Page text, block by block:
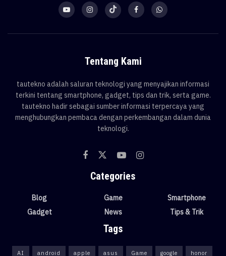
Tentang Kami
tautekno adalah saluran teknologi yang menyajikan informasi
terkini tentang smartphone, gadget, tips dan trik, serta game.
tautekno hadir sebagai sumber informasi terpercaya yang
menghubungkan pembaca dengan perkembangan dalam dunia
teknologi.
Categories
Blog
Gadget
Game
News
Smartphone
Tips & Trik
Tags
AI android apple asus Game google honor